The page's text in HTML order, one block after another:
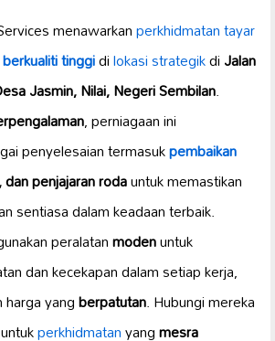
menawarkanperkhidmatan tayar
berkualiti tinggidilokasi strategikdiJalan
Jasmin, Nilai, Negeri Sembilan.
, perniagaan ini
penyelesaian termasukpembaikan
dan penjajaran rodauntuk memastikan
sentiasa dalam keadaan terbaik.
peralatanmodenuntuk
dan kecekapan dalam setiap kerja,
yangberpatutan. Hubungi mereka
untukperkhidmatanyangmesra